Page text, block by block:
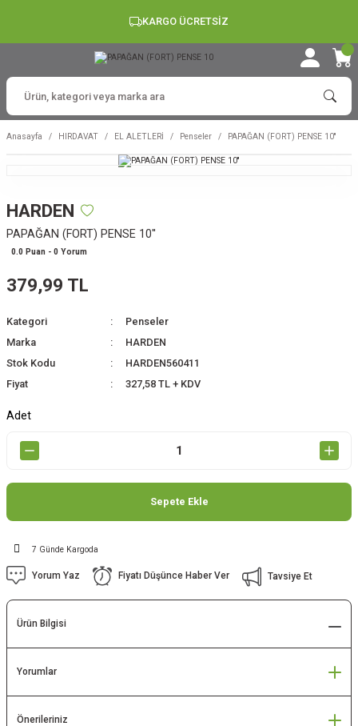
KARGO ÜCRETSİZ
Anasayfa HIRDAVAT EL ALETLERİ Penseler PAPAĞAN (FORT) PENSE 10''
HARDEN
PAPAĞAN (FORT) PENSE 10''
0.0 Puan - 0 Yorum
379,99 TL
Kategori
Penseler
Marka
HARDEN
Stok Kodu
HARDEN560411
Fiyat
327,58 TL + KDV
Adet
Sepete Ekle
7 Günde Kargoda
Yorum Yaz Fiyatı Düşünce Haber Ver Tavsiye Et
Ürün Bilgisi
Yorumlar
Önerileriniz